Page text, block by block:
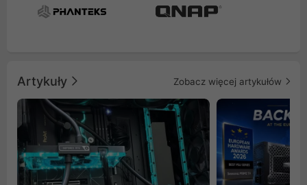
Artykuły Zobacz więcej artykułów